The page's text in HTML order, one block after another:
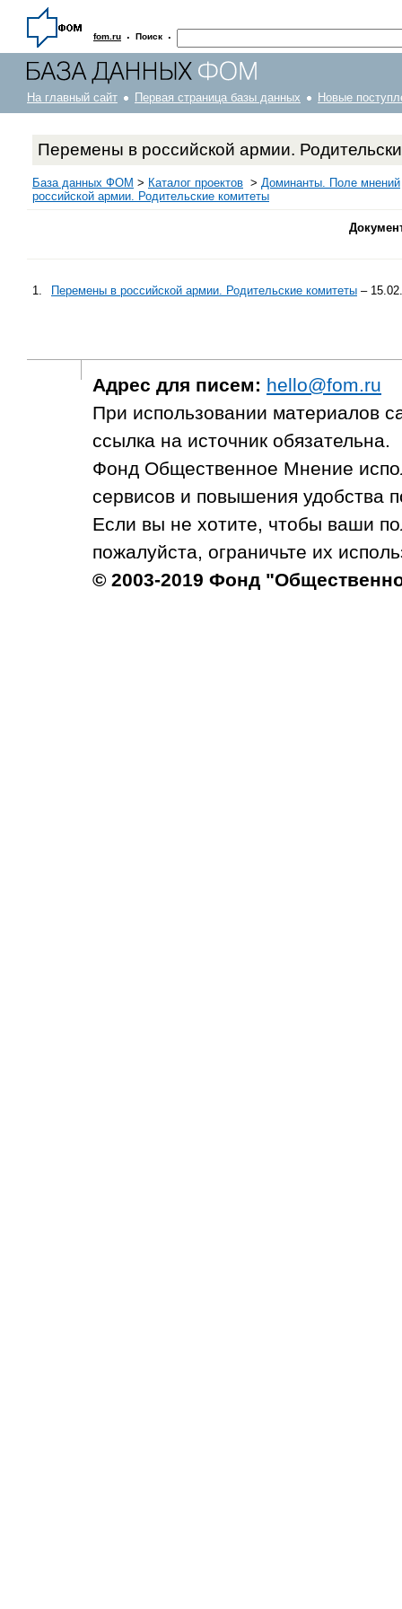
fom.ru · Поиск ·
На главный сайт Первая страница базы данных Новые
Перемены в российской армии.
База данных ФОМ > Каталог проектов > Доминанты. Поле мнений
российской армии. Родительские комитеты
1. Перемены в российской армии. Родительские комитеты –
Адрес для писем: hello@fom.ru
При использовании материалов
ссылка на источник обязательна.
Фонд Общественное Мнение
сервисов и повышения удобства
Если вы не хотите, чтобы ваши
пожалуйста, ограничьте их
© 2003-2019 Фонд